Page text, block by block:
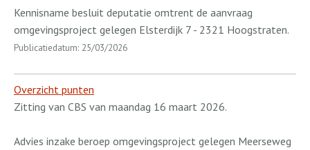
Kennisname besluit deputatie omtrent de aanvraag
omgevingsproject gelegen Elsterdijk 7 - 2321 Hoogstraten.
Publicatiedatum: 25/03/2026
Overzicht punten
Zitting van CBS van maandag 16 maart 2026.
Advies inzake beroep omgevingsproject gelegen Meerseweg